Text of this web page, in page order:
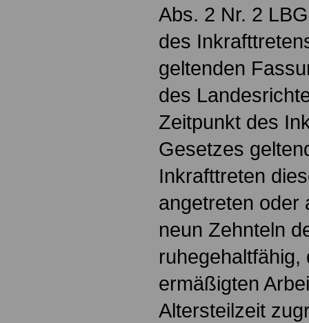
Abs. 2 Nr. 2
des
geltenden
des
Zeitpunkt des
Gesetzes
Inkrafttreten
angetreten oder
neun Zehnteln
ermäßigten
Altersteilzeit